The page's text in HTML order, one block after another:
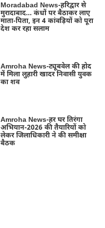
Moradabad News-हरिद्वार से
मुरादाबाद… कंधों पर बैठाकर लाए
माता-पिता, इन 4 कांवड़ियों को पूरा
देश कर रहा सलाम
Amroha News-ट्यूबवेल की होद
में मिला लुहारी खादर निवासी युवक
का शव
Amroha News-हर घर तिरंगा
अभियान-2026 की तैयारियों को
लेकर जिलाधिकारी ने की समीक्षा
बैठक